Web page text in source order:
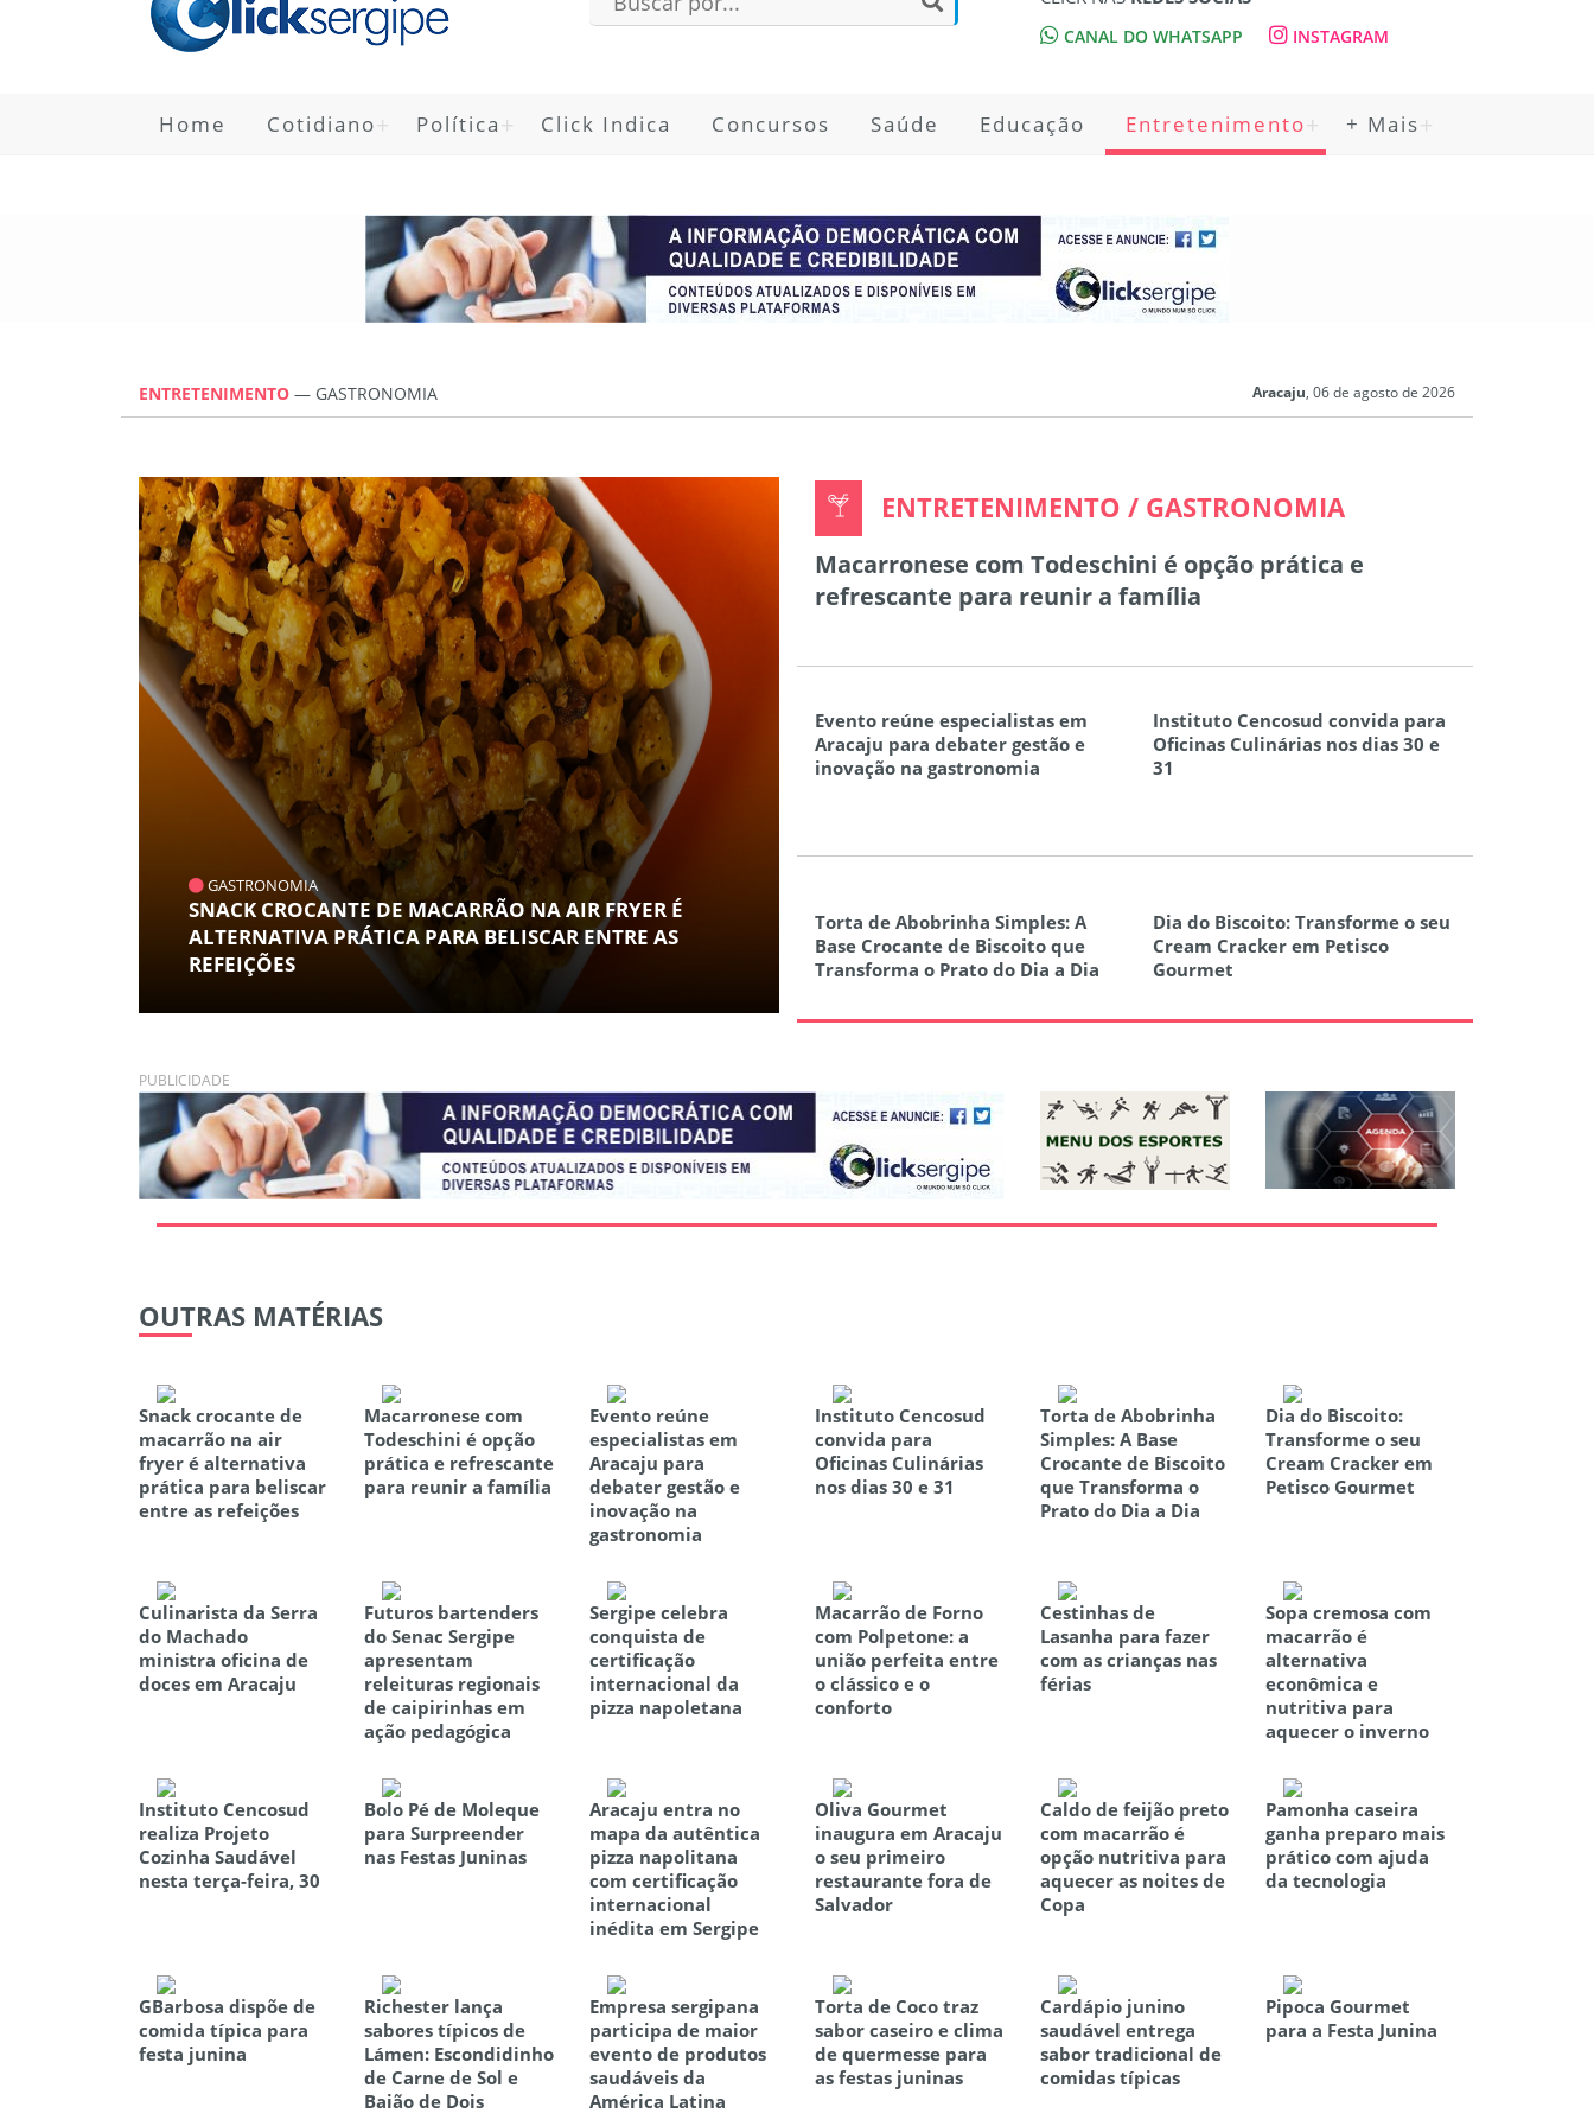
CANAL DO WHATSAPP INSTAGRAM
Home Cotidiano Política Click Indica Concursos Saúde Educação Entretenimento + Mais
ENTRETENIMENTO — GASTRONOMIA Aracaju, 06 de agosto de 2026
GASTRONOMIA
SNACK CROCANTE DE MACARRÃO NA AIR FRYER É
ALTERNATIVA PRÁTICA PARA BELISCAR ENTRE AS
REFEIÇÕES
ENTRETENIMENTO / GASTRONOMIA
Macarronese com Todeschini é opção prática e
refrescante para reunir a família
Evento reúne especialistas em
Aracaju para debater gestão e
inovação na gastronomia
Instituto Cencosud convida para
Oficinas Culinárias nos dias 30 e
31
Torta de Abobrinha Simples: A
Base Crocante de Biscoito que
Transforma o Prato do Dia a Dia
Dia do Biscoito: Transforme o seu
Cream Cracker em Petisco
Gourmet
PUBLICIDADE
OUTRAS MATÉRIAS
Snack crocante de
macarrão na air
fryer é alternativa
prática para beliscar
entre as refeições
Macarronese com
Todeschini é opção
prática e refrescante
para reunir a família
Evento reúne
especialistas em
Aracaju para
debater gestão e
inovação na
gastronomia
Instituto Cencosud
convida para
Oficinas Culinárias
nos dias 30 e 31
Torta de Abobrinha
Simples: A Base
Crocante de Biscoito
que Transforma o
Prato do Dia a Dia
Dia do Biscoito:
Transforme o seu
Cream Cracker em
Petisco Gourmet
Culinarista da Serra
do Machado
ministra oficina de
doces em Aracaju
Futuros bartenders
do Senac Sergipe
apresentam
releituras regionais
de caipirinhas em
ação pedagógica
Sergipe celebra
conquista de
certificação
internacional da
pizza napoletana
Macarrão de Forno
com Polpetone: a
união perfeita entre
o clássico e o
conforto
Cestinhas de
Lasanha para fazer
com as crianças nas
férias
Sopa cremosa com
macarrão é
alternativa
econômica e
nutritiva para
aquecer o inverno
Instituto Cencosud
realiza Projeto
Cozinha Saudável
nesta terça-feira, 30
Bolo Pé de Moleque
para Surpreender
nas Festas Juninas
Aracaju entra no
mapa da autêntica
pizza napolitana
com certificação
internacional
inédita em Sergipe
Oliva Gourmet
inaugura em Aracaju
o seu primeiro
restaurante fora de
Salvador
Caldo de feijão preto
com macarrão é
opção nutritiva para
aquecer as noites de
Copa
Pamonha caseira
ganha preparo mais
prático com ajuda
da tecnologia
GBarbosa dispõe de
comida típica para
festa junina
Richester lança
sabores típicos de
Lámen: Escondidinho
de Carne de Sol e
Baião de Dois
Empresa sergipana
participa de maior
evento de produtos
saudáveis da
América Latina
Torta de Coco traz
sabor caseiro e clima
de quermesse para
as festas juninas
Cardápio junino
saudável entrega
sabor tradicional de
comidas típicas
Pipoca Gourmet
para a Festa Junina